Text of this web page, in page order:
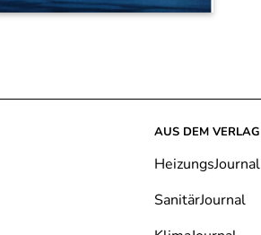
AUS DEM VERLAG
HeizungsJournal
SanitärJournal